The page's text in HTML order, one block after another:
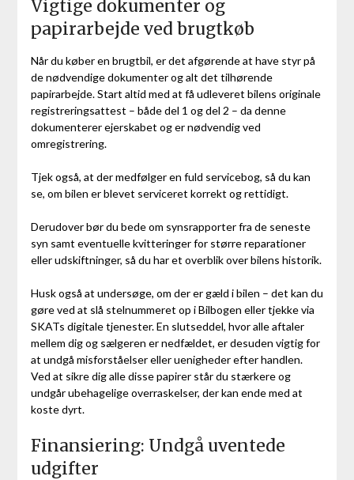
Vigtige dokumenter og
papirarbejde ved brugtkøb
Når du køber en brugtbil, er det afgørende at have styr på
de nødvendige dokumenter og alt det tilhørende
papirarbejde. Start altid med at få udleveret bilens originale
registreringsattest – både del 1 og del 2 – da denne
dokumenterer ejerskabet og er nødvendig ved
omregistrering.
Tjek også, at der medfølger en fuld servicebog, så du kan
se, om bilen er blevet serviceret korrekt og rettidigt.
Derudover bør du bede om synsrapporter fra de seneste
syn samt eventuelle kvitteringer for større reparationer
eller udskiftninger, så du har et overblik over bilens historik.
Husk også at undersøge, om der er gæld i bilen – det kan du
gøre ved at slå stelnummeret op i Bilbogen eller tjekke via
SKATs digitale tjenester. En slutseddel, hvor alle aftaler
mellem dig og sælgeren er nedfældet, er desuden vigtig for
at undgå misforståelser eller uenigheder efter handlen.
Ved at sikre dig alle disse papirer står du stærkere og
undgår ubehagelige overraskelser, der kan ende med at
koste dyrt.
Finansiering: Undgå uventede
udgifter